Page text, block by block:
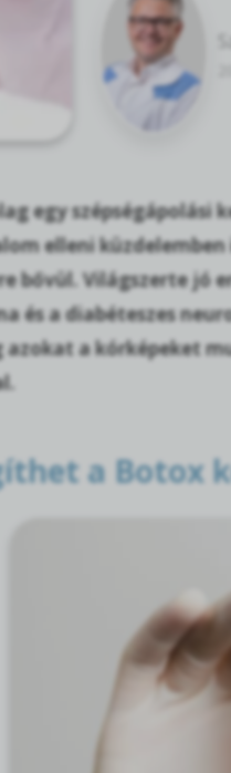
egy szépségápolási
elleni
bővül. Világszerte jó
és a diabéteszes
a kórképeket
a Botox